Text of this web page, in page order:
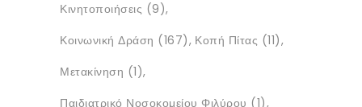
Κινητοποιήσεις (9)
Κοινωνική Δράση (167) Κοπή Πίτας (11)
Μετακίνηση (1)
Παιδιατρικό Νοσοκομείου Φιλύρου (1)